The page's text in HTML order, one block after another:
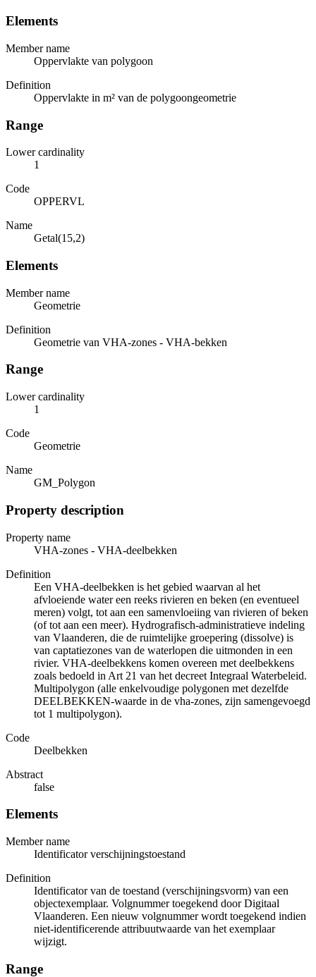
Elements
Member name
Oppervlakte van polygoon
Definition
Oppervlakte in m² van de polygoongeometrie
Range
Lower cardinality
1
Code
OPPERVL
Name
Getal(15,2)
Elements
Member name
Geometrie
Definition
Geometrie van VHA-zones - VHA-bekken
Range
Lower cardinality
1
Code
Geometrie
Name
GM_Polygon
Property description
Property name
VHA-zones - VHA-deelbekken
Definition
Een VHA-deelbekken is het gebied waarvan al het
afvloeiende water een reeks rivieren en beken (en eventueel
meren) volgt, tot aan een samenvloeiing van rivieren of beken
(of tot aan een meer). Hydrografisch-administratieve indeling
van Vlaanderen, die de ruimtelijke groepering (dissolve) is
van captatiezones van de waterlopen die uitmonden in een
rivier. VHA-deelbekkens komen overeen met deelbekkens
zoals bedoeld in Art 21 van het decreet Integraal Waterbeleid.
Multipolygon (alle enkelvoudige polygonen met dezelfde
DEELBEKKEN-waarde in de vha-zones, zijn samengevoegd
tot 1 multipolygon).
Code
Deelbekken
Abstract
false
Elements
Member name
Identificator verschijningstoestand
Definition
Identificator van de toestand (verschijningsvorm) van een
objectexemplaar. Volgnummer toegekend door Digitaal
Vlaanderen. Een nieuw volgnummer wordt toegekend indien
niet-identificerende attribuutwaarde van het exemplaar
wijzigt.
Range